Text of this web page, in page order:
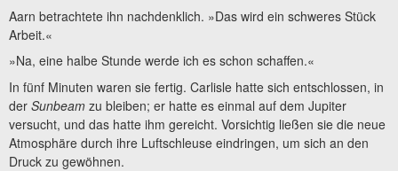
Aarn betrachtete ihn nachdenklich. »Das wird ein schweres Stück
Arbeit.«
»Na, eine halbe Stunde werde ich es schon schaffen.«
In fünf Minuten waren sie fertig. Carlisle hatte sich entschlossen, in
der Sunbeam zu bleiben; er hatte es einmal auf dem Jupiter
versucht, und das hatte ihm gereicht. Vorsichtig ließen sie die neue
Atmosphäre durch ihre Luftschleuse eindringen, um sich an den
Druck zu gewöhnen.